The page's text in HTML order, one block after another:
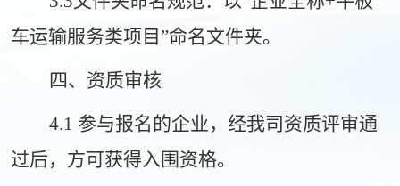
车运输服务类项目 ”命名文件夹。
四、资质审核
4.1 参与报名的企业，经我司资质评审通
过后，方可获得入围资格。